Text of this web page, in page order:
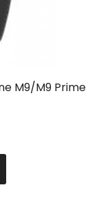
M9/M9 Prime